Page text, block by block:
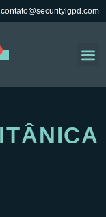
contato@securitylgpd.com